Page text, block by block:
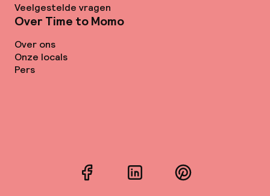
Veelgestelde vragen
Over Time to Momo
Over ons
Onze locals
Pers
FacebookLinkedInPinterest